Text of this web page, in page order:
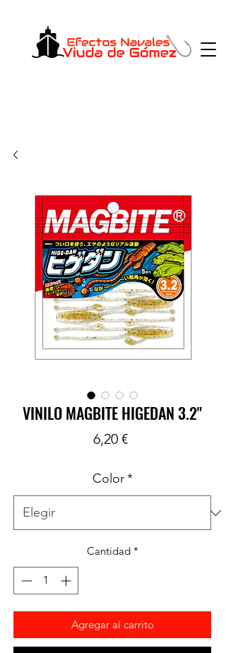
VINILO MAGBITE HIGEDAN 3.2"
6,20 €Precio
Color *
Cantidad *
Agregar al carrito